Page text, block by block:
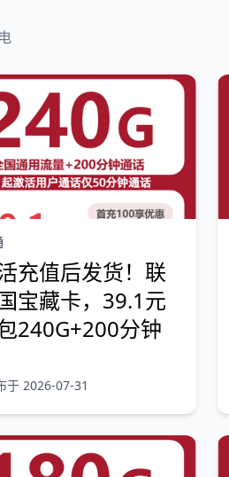
充值后发货！联
宝藏卡，39.1元
240G+200分钟
于 2026-07-31